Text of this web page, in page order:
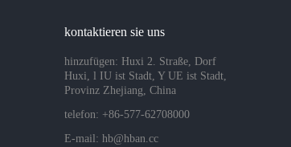
kontaktieren sie uns
hinzufügen: Huxi 2. Straße, Dorf
Huxi, l IU ist Stadt, Y UE ist Stadt,
Provinz Zhejiang, China
telefon: +86-577-62708000
E-mail: hb@hban.cc